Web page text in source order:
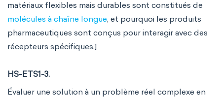
matériaux flexibles mais durables sont constitués de
molécules à chaîne longue, et pourquoi les produits
pharmaceutiques sont conçus pour interagir avec des
récepteurs spécifiques.]
HS-ETS1-3.
Évaluer une solution à un problème réel complexe en